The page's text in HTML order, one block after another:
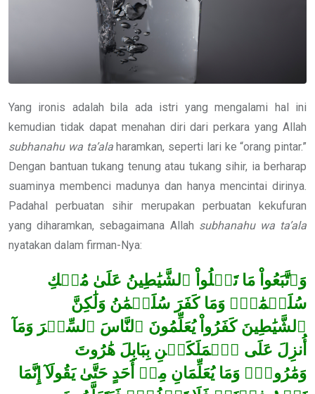
Yang ironis adalah bila ada istri yang mengalami hal ini
kemudian tidak dapat menahan diri dari perkara yang Allah
subhanahu wa ta’alaharamkan, seperti lari ke “orang pintar.”
Dengan bantuan tukang tenung atau tukang sihir, ia berharap
suaminya membenci madunya dan hanya mencintai dirinya.
Padahal perbuatan sihir merupakan perbuatan kekufuran
yang diharamkan, sebagaimana Allah subhanahu wa ta’ala
nyatakan dalam firman-Nya:
وَٱتَّبَعُواْ مَا تَتۡلُواْ ٱلشَّيَٰطِينُ عَلَىٰ مُلۡكِ
سُلَيۡمَٰنَۖ وَمَا كَفَرَ سُلَيۡمَٰنُ وَلَٰكِنَّ
ٱلشَّيَٰطِينَ كَفَرُواْ يُعَلِّمُونَ ٱلنَّاسَ ٱلسِّحۡرَ وَمَآ
أُنزِلَ عَلَى ٱلۡمَلَكَيۡنِ بِبَابِلَ هَٰرُوتَ
وَمَٰرُوتَۚ وَمَا يُعَلِّمَانِ مِنۡ أَحَدٍ حَتَّىٰ يَقُولَآ إِنَّمَا